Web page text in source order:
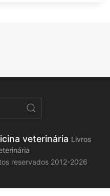
veterinária Livros
reservados 2012-2026